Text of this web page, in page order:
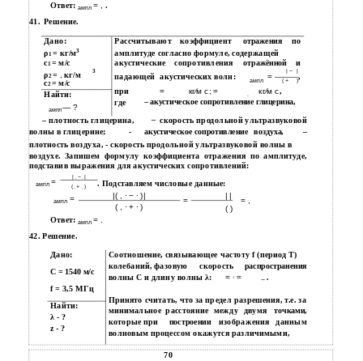
Ответ:ампл= , .
41. Решение.
Дано: Рассчитывают коэффициент отражения
по
ρ1 = кг/м3
амплитуде согласно формуле, содержащей
с1 = м/с акустические сопротивления отражённой и
ρ2= ,кг/м 3 | − |
падающей акустических волн: ампл = ,
( + )
с2= м/с
при
= кг⁄м с; = кг⁄м с,
Найти: ∙
∙
ампл— ?
где – акустическое сопротивление глицерина,
–
– плотность глицерина,
скорость продольной ультразвуковой
волны в глицерине;
- акустическое сопротивление воздуха, –
плотность воздуха, - скорость продольной ультразвуковой волны в
воздухе. Запишем формулу коэффициента отражения по амплитуде,
подставив выражения для акустических сопротивлений:
ампл=
| ∙−∙ |
. Подставляем числовые данные:
(∙ + ∙ )
ампл = |( , ∙ − ∙ )| = = ,
( , ∙ + ∙ ) ( )
Ответ:ампл= .
42. Решение.
Дано: Соотношение, связывающее частоту f (период T)
С = 1540 м/с
колебаний, фазовую скорость распространения
волны C и длину волны λ: = ∙ = .
f = 3,5 МГц
Принято считать, что за предел разрешения, т.е. за
Найти:
минимальное расстояние между двумя точками,
λ - ?
которые при построении изображения данным
z - ?
волновым процессом окажутся различимыми,
70